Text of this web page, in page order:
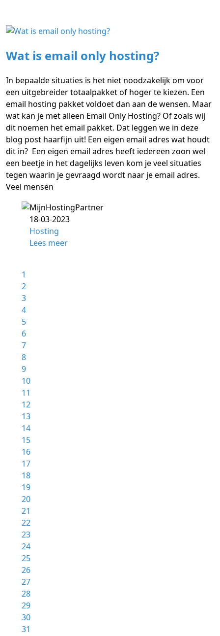
Wat is email only hosting?
In bepaalde situaties is het niet noodzakelijk om voor
een uitgebreider totaalpakket of hoger te kiezen. Een
email hosting pakket voldoet dan aan de wensen. Maar
wat kan je met alleen Email Only Hosting? Of zoals wij
dit noemen het email pakket. Dat leggen we in deze
blog post haarfijn uit! Een eigen email adres wat houdt
dit in? Een eigen email adres heeft iedereen zoon wel
een beetje in het dagelijks leven kom je veel situaties
tegen waarin je gevraagd wordt naar je email adres.
Veel mensen
18-03-2023
Hosting
Lees meer
1
2
3
4
5
6
7
8
9
10
11
12
13
14
15
16
17
18
19
20
21
22
23
24
25
26
27
28
29
30
31